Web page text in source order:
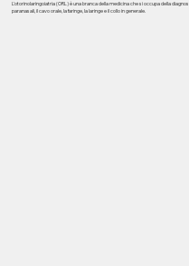
L'otorinolaringoiatria (ORL) è una branca della medicina che si occupa della
paranasali, il cavo orale, la faringe, la laringe e il collo in generale.